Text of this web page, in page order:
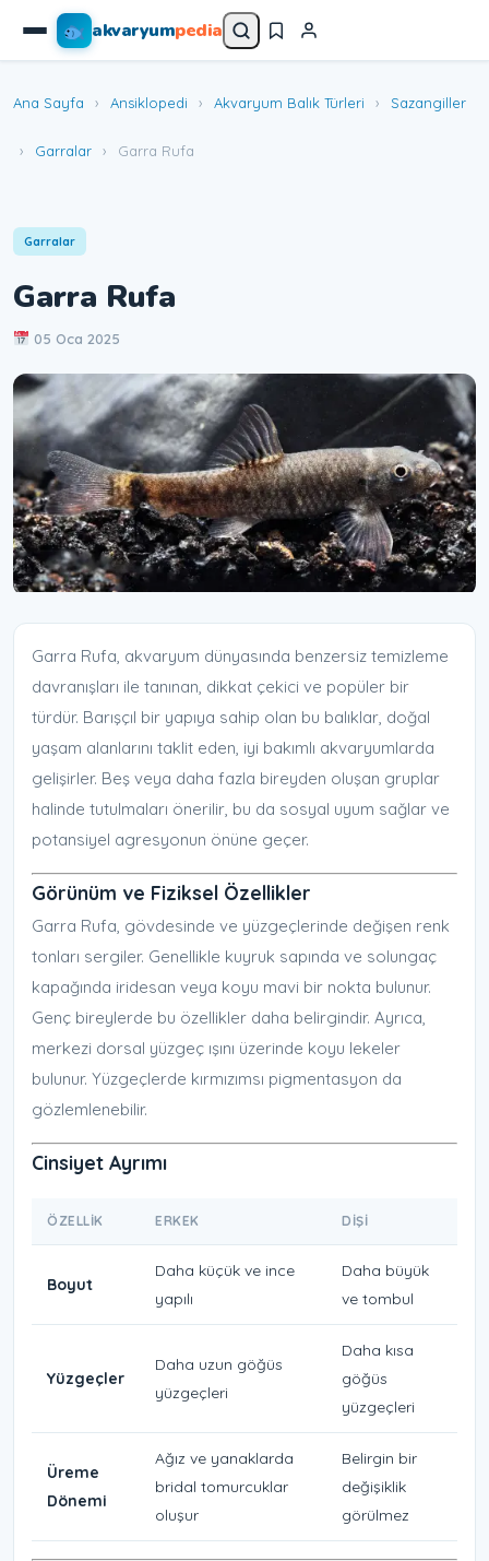
akvaryumpedia
Ana Sayfa › Ansiklopedi › Akvaryum Balık Türleri › Sazangiller
› Garralar › Garra Rufa
Garralar
Garra Rufa
05 Oca 2025
Garra Rufa, akvaryum dünyasında benzersiz temizleme
davranışları ile tanınan, dikkat çekici ve popüler bir
türdür. Barışçıl bir yapıya sahip olan bu balıklar, doğal
yaşam alanlarını taklit eden, iyi bakımlı akvaryumlarda
gelişirler. Beş veya daha fazla bireyden oluşan gruplar
halinde tutulmaları önerilir, bu da sosyal uyum sağlar ve
potansiyel agresyonun önüne geçer.
Görünüm ve Fiziksel Özellikler
Garra Rufa, gövdesinde ve yüzgeçlerinde değişen renk
tonları sergiler. Genellikle kuyruk sapında ve solungaç
kapağında iridesan veya koyu mavi bir nokta bulunur.
Genç bireylerde bu özellikler daha belirgindir. Ayrıca,
merkezi dorsal yüzgeç ışını üzerinde koyu lekeler
bulunur. Yüzgeçlerde kırmızımsı pigmentasyon da
gözlemlenebilir.
Cinsiyet Ayrımı
ÖZELLIK ERKEK DIŞI
Boyut
Daha küçük ve ince
yapılı
Daha büyük
ve tombul
Yüzgeçler
Daha uzun göğüs
yüzgeçleri
Daha kısa
göğüs
yüzgeçleri
Üreme
Dönemi
Ağız ve yanaklarda
bridal tomurcuklar
oluşur
Belirgin bir
değişiklik
görülmez